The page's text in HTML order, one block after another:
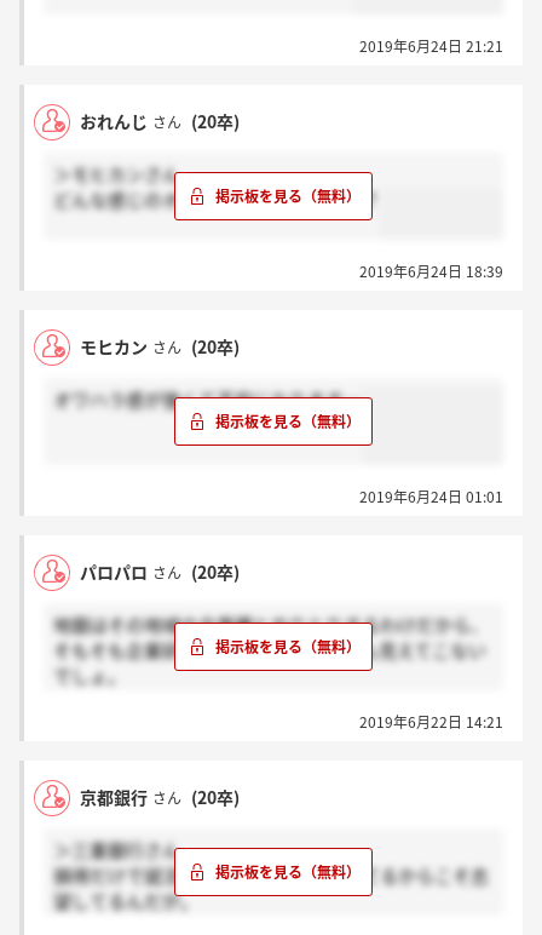
2019年6月24日 21:21
おれんじ さん (20卒)
＞モヒカンさん
どんな感じのオワハラだったのですか？
2019年6月24日 18:39
モヒカン さん (20卒)
オワハラ感が強くて不安になります…
2019年6月24日 01:01
パロパロ さん (20卒)
地銀はその地域の全業種とやりとりするわけだから、
そもそも企業研究やってるだけじゃ何も見えてこない
でしょ。
してる時点でそのうち他業界から淘汰されるのが見え
就活始まる前は「なんで地銀は近年人気就職先じゃな
くなったんだろう」と思っていたけど、調べれば調べ
また自分たちが働き盛りの2040年頃には三重県の5人
に2人は65歳以上。バスの運転手と同じ給与になるっ
て揶揄されてるし悲しい。
2019年6月22日 14:21
京都銀行 さん (20卒)
＞三重銀行さん
損得だけで就活してないし企業研究してるからこそ志
望してるんだが。